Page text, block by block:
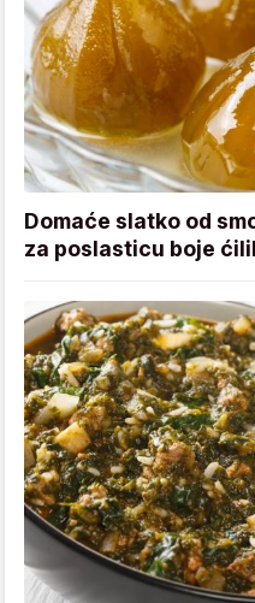
Domaće slatko od
za poslasticu boje